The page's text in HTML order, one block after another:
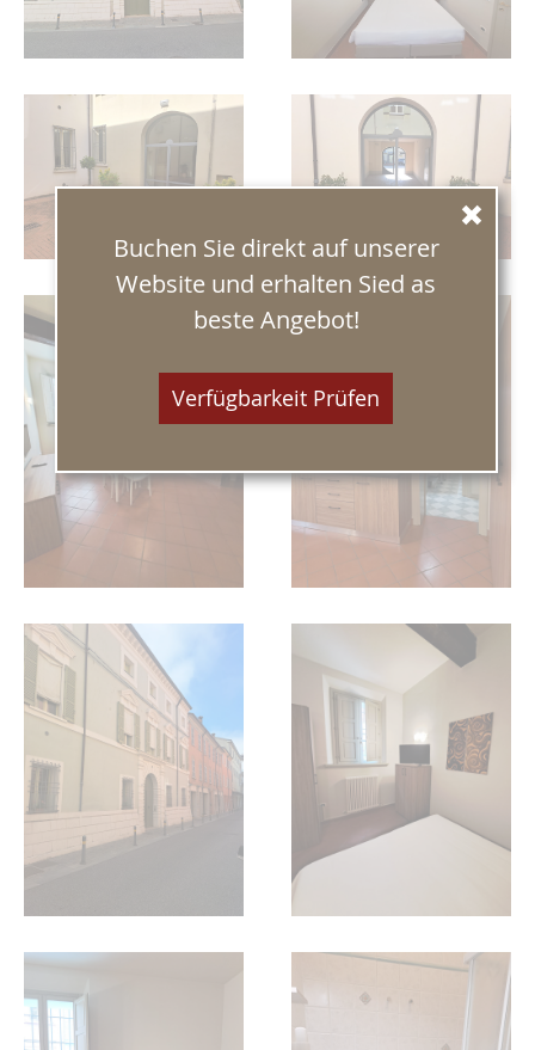
Buchen Sie direkt auf unserer
Website und erhalten Sied as
beste Angebot!
Verfügbarkeit Prüfen